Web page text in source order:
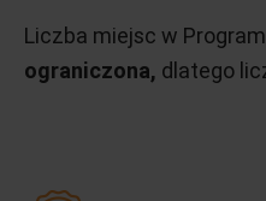
Liczba miejsc w
ograniczona, dlatego